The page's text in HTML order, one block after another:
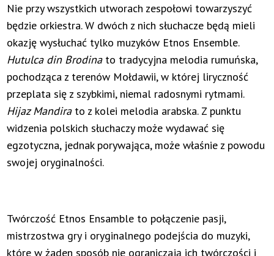
Nie przy wszystkich utworach zespołowi towarzyszyć
będzie orkiestra. W dwóch z nich słuchacze będą mieli
okazję wysłuchać tylko muzyków Etnos Ensemble.
Hutulca din Brodinato tradycyjna melodia rumuńska,
pochodząca z terenów Mołdawii, w której liryczność
przeplata się z szybkimi, niemal radosnymi rytmami.
Hijaz Mandirato z kolei melodia arabska. Z punktu
widzenia polskich słuchaczy może wydawać się
egzotyczna, jednak porywająca, może właśnie z powodu
swojej oryginalności.
Twórczość Etnos Ensamble to połączenie pasji,
mistrzostwa gry i oryginalnego podejścia do muzyki,
które w żaden sposób nie ograniczają ich twórczości i